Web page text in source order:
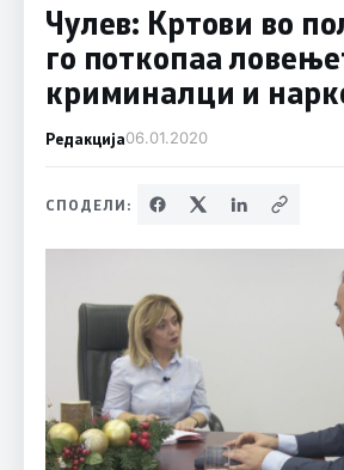
Чулев: Кртови во
го поткопаа
криминалци и
Редакција06.01.2020
СПОДЕЛИ: